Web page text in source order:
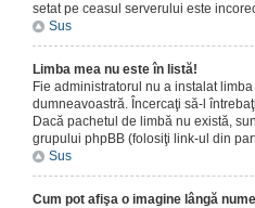
setat pe ceasul serverului este
Sus
Limba mea nu este în listă!
Fie administratorul nu a instalat
dumneavoastră. Încercaţi să-l
Dacă pachetul de limbă nu există,
grupului phpBB (folosiţi link-ul din
Sus
Cum pot afişa o imagine lângă